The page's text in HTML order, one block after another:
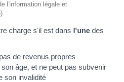
l'information légale et
charge s'il est dans l'une des
de revenus propres
âge, et ne peut pas subvenir
son invalidité